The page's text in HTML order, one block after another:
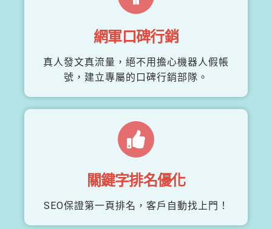
網軍口碑行銷
真人發文真流量，絕不用擔心機器人假帳
號，建立專屬的口碑行銷部隊。
關鍵字排名優化
SEO保證第一頁排名，客戶自動找上門！